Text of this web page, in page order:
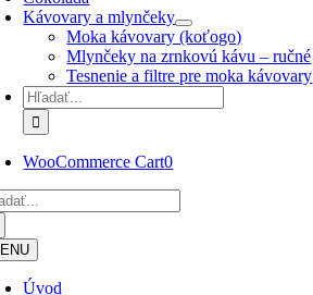
Kávovary a mlynčeky
Moka kávovary (koťogo)
Mlynčeky na zrnkovú kávu – ručné
Tesnenie a filtre pre moka kávovary
Hľadať:
WooCommerce Cart0
Úvod